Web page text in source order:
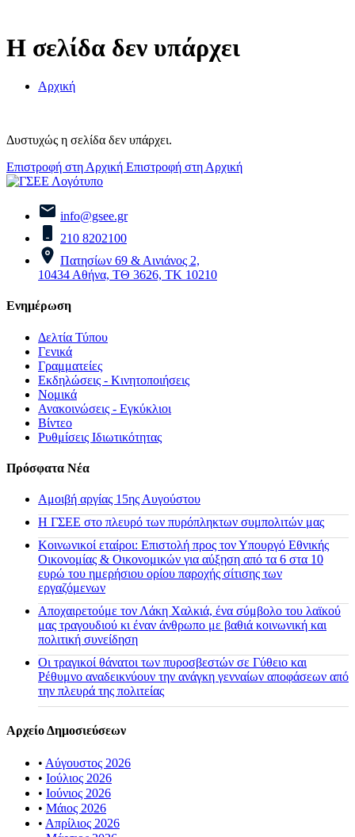
Η σελίδα δεν υπάρχει
Αρχική
Δυστυχώς η σελίδα δεν υπάρχει.
Επιστροφή στη Αρχική Επιστροφή στη Αρχική
info@gsee.gr
210 8202100
Πατησίων 69 & Αινιάνος 2,
10434 Αθήνα, ΤΘ 3626, ΤΚ 10210
Ενημέρωση
Δελτία Τύπου
Γενικά
Γραμματείες
Εκδηλώσεις - Κινητοποιήσεις
Νομικά
Ανακοινώσεις - Εγκύκλιοι
Βίντεο
Ρυθμίσεις Ιδιωτικότητας
Πρόσφατα Νέα
Αμοιβή αργίας 15ης Αυγούστου
H ΓΣΕΕ στο πλευρό των πυρόπληκτων συμπολιτών μας
Κοινωνικοί εταίροι: Επιστολή προς τον Υπουργό Εθνικής
Οικονομίας & Οικονομικών για αύξηση από τα 6 στα 10
ευρώ του ημερήσιου ορίου παροχής σίτισης των
εργαζόμενων
Αποχαιρετούμε τον Λάκη Χαλκιά, ένα σύμβολο του λαϊκού
μας τραγουδιού κι έναν άνθρωπο με βαθιά κοινωνική και
πολιτική συνείδηση
Οι τραγικοί θάνατοι των πυροσβεστών σε Γύθειο και
Ρέθυμνο αναδεικνύουν την ανάγκη γενναίων αποφάσεων από
την πλευρά της πολιτείας
Αρχείο Δημοσιεύσεων
• Αύγουστος 2026
• Ιούλιος 2026
• Ιούνιος 2026
• Μάιος 2026
• Απρίλιος 2026